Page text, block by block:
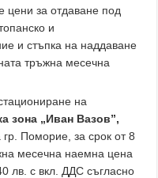
цени за отдаване под
и
и стъпка на наддаване
тръжна месечна
на
зона „Иван Вазов”,
Поморие, за срок от 8
месечна наемна цена
лв. с вкл. ДДС съгласно